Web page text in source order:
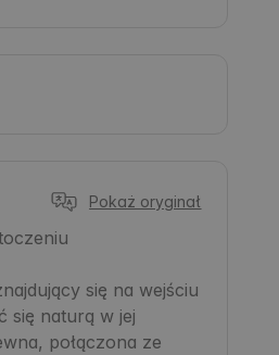
Pokaż oryginał
się na wejściu
się naturą w jej
połączona ze